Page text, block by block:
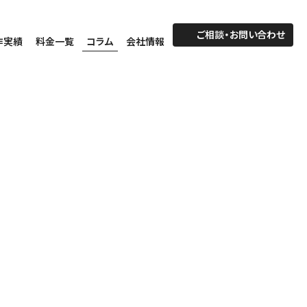
実績 料金一覧 コラム 会社情報 ご相談・お問い合わせ